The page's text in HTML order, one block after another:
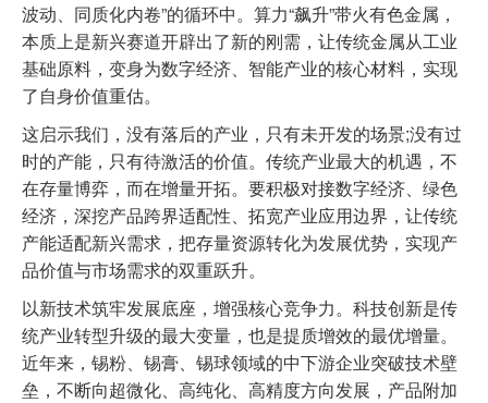
波动、同质化内卷”的循环中。算力“飙升”带火有色金属，
本质上是新兴赛道开辟出了新的刚需，让传统金属从工业
基础原料，变身为数字经济、智能产业的核心材料，实现
了自身价值重估。
这启示我们，没有落后的产业，只有未开发的场景;没有过
时的产能，只有待激活的价值。传统产业最大的机遇，不
在存量博弈，而在增量开拓。要积极对接数字经济、绿色
经济，深挖产品跨界适配性、拓宽产业应用边界，让传统
产能适配新兴需求，把存量资源转化为发展优势，实现产
品价值与市场需求的双重跃升。
以新技术筑牢发展底座，增强核心竞争力。科技创新是传
统产业转型升级的最大变量，也是提质增效的最优增量。
近年来，锡粉、锡膏、锡球领域的中下游企业突破技术壁
垒，不断向超微化、高纯化、高精度方向发展，产品附加